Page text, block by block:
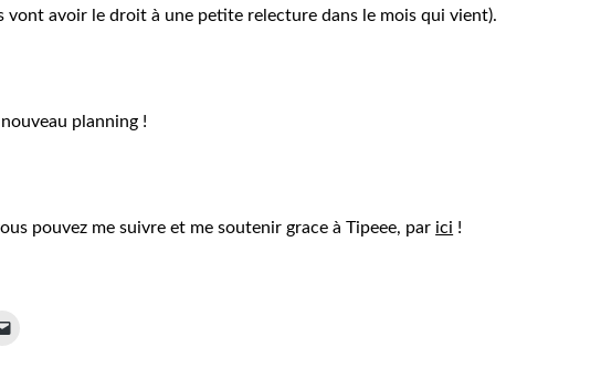
vont avoir le droit à une petite relecture dans le mois qui vient).
planning !
pouvez me suivre et me soutenir grace à Tipeee, par ici !